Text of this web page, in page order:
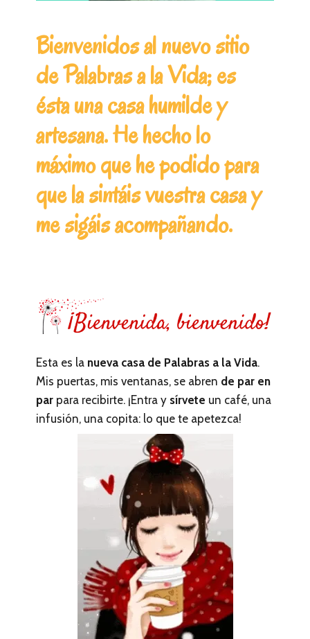
Bienvenidos al nuevo sitio
de Palabras a la Vida; es
ésta una casa humilde y
artesana. He hecho lo
máximo que he podido para
que la sintáis vuestra casa y
me sigáis acompañando.
Esta es la nueva casa de Palabras a la Vida.
Mis puertas, mis ventanas, se abren de par en
par para recibirte. ¡Entra y sírvete un café, una
infusión, una copita: lo que te apetezca!